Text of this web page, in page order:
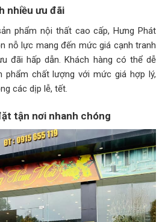
nhiều ưu đãi
phẩm nội thất cao cấp, Hưng Phát
nỗ lực mang đến mức giá cạnh tranh
đãi hấp dẫn. Khách hàng có thể dễ
phẩm chất lượng với mức giá hợp lý,
các dịp lễ, tết.
tận nơi nhanh chóng